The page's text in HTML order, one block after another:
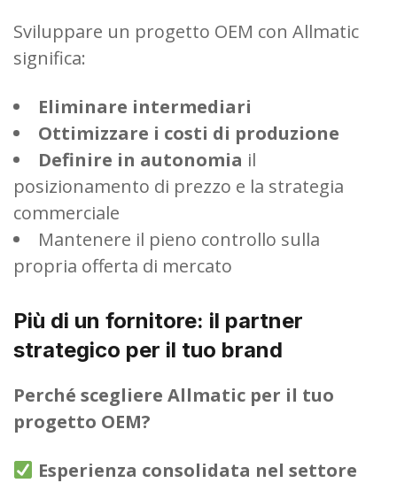
Sviluppare un progetto OEM con Allmatic
significa:
Eliminare intermediari
Ottimizzare i costi di produzione
Definire in autonomia il
posizionamento di prezzo e la strategia
commerciale
Mantenere il pieno controllo sulla
propria offerta di mercato
Più di un fornitore: il partner
strategico per il tuo brand
Perché scegliere Allmatic per il tuo
progetto OEM?
Esperienza consolidata nel settore